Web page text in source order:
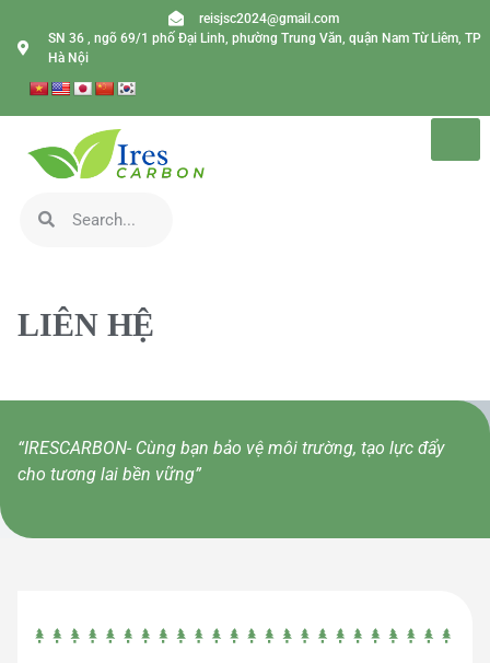
reisjsc2024@gmail.com
SN 36 , ngõ 69/1 phố Đại Linh, phường Trung Văn, quận Nam Từ Liêm, TP
Hà Nội
LIÊN HỆ
“IRESCARBON- Cùng bạn bảo vệ môi trường, tạo lực đẩy
cho tương lai bền vững”